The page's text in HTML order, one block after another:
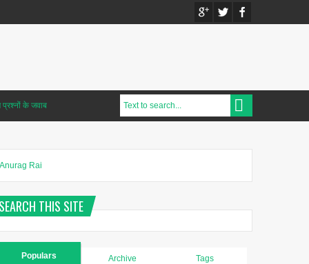
के जवाब
Anurag Rai
SEARCH THIS SITE
Populars Archive Tags